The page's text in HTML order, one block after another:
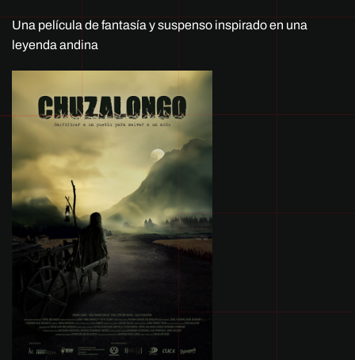
Una película de fantasía y suspenso inspirado en una
leyenda andina